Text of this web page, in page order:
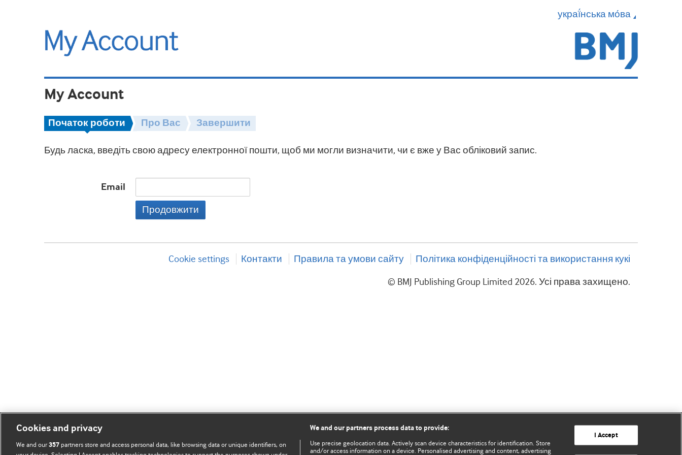
украї́нська мо́ва
My Account
Початок роботи Про Вас Завершити
Будь ласка, введіть свою адресу електронної пошти, щоб ми могли визначити, чи є вже у Вас обліковий запис.
Email
Продовжити
Cookie settings Контакти Правила та умови сайту Політика конфіденційності та використання кукі
© BMJ Publishing Group Limited 2026. Усі права захищено.
Cookies and privacy
We and our357 partners store and access personal data, like browsing data or unique identifiers, on
We and our partners process data to provide:
Use precise geolocation data. Actively scan device characteristics for identification. Store
and/or access information on a device. Personalised advertising and content, advertising
I Accept